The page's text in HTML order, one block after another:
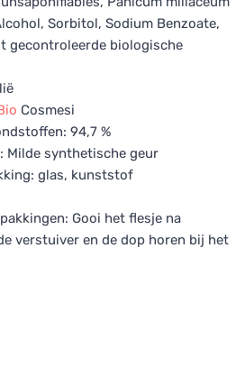
Sorbitol, Sodium Benzoate,
gecontroleerde biologische
Cosmesi
94,7 %
Milde synthetische geur
glas, kunststof
Gooi het flesje na
verstuiver en de dop horen bij het